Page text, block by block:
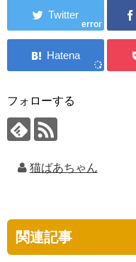
error
フォローする
猫ばあちゃん
関連記事